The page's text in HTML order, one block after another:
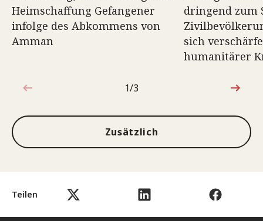
Teilen
Heimschaffung Gefangener
infolge des Abkommens von
Amman
dringend zum
sich
humanitärer
1von3
1/3
Zusätzlich